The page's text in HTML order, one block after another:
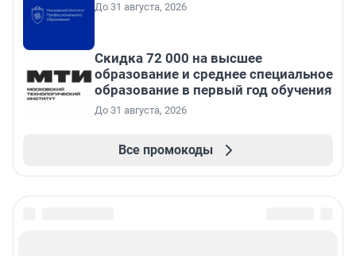
До 31 августа, 2026
Скидка 72 000 на высшее
образование и среднее специальное
образование в первый год обучения
До 31 августа, 2026
Все промокоды